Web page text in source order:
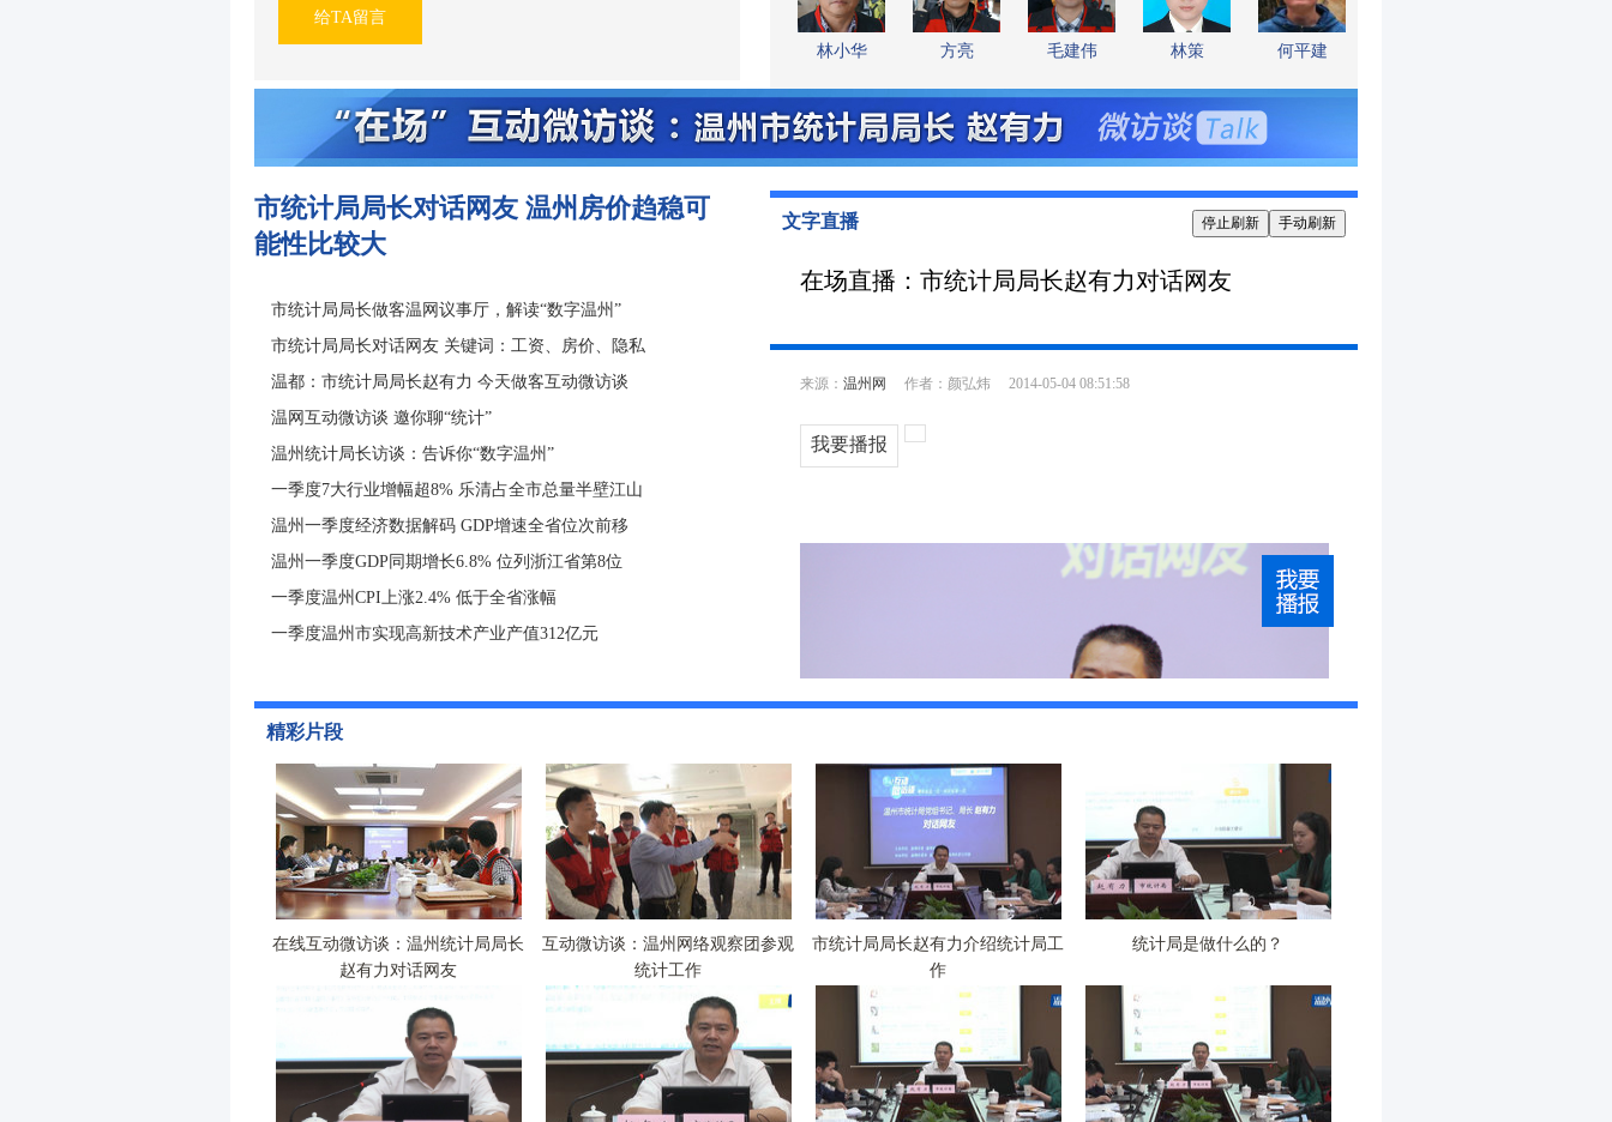
给TA留言
林小华 方亮 毛建伟 林策 何平建
市统计局局长对话网友 温州房价趋稳可
能性比较大
市统计局局长做客温网议事厅，解读“数字温州”
市统计局局长对话网友 关键词：工资、房价、隐私
温都：市统计局局长赵有力 今天做客互动微访谈
温网互动微访谈 邀你聊“统计”
温州统计局长访谈：告诉你“数字温州”
一季度7大行业增幅超8% 乐清占全市总量半壁江山
温州一季度经济数据解码 GDP增速全省位次前移
温州一季度GDP同期增长6.8% 位列浙江省第8位
一季度温州CPI上涨2.4% 低于全省涨幅
一季度温州市实现高新技术产业产值312亿元
文字直播
精彩片段
在线互动微访谈：温州统计局局长
赵有力对话网友
互动微访谈：温州网络观察团参观
统计工作
市统计局局长赵有力介绍统计局工
作
统计局是做什么的？